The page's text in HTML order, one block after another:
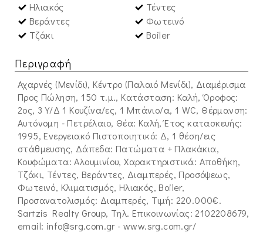
Ηλιακός
Τέντες
Βεράντες
Φωτεινό
Τζάκι
Boiler
Περιγραφή
Αχαρνές (Μενίδι), Κέντρο (Παλαιό Μενίδι), Διαμέρισμα
Προς Πώληση, 150 τ.μ., Κατάσταση: Καλή, Όροφος:
2ος, 3 Υ/Δ 1 Κουζίνα/ες, 1 Μπάνιο/α, 1 WC, Θέρμανση:
Αυτόνομη - Πετρέλαιο, Θέα: Καλή, Έτος κατασκευής:
1995, Ενεργειακό Πιστοποιητικό: Δ, 1 θέση/εις
στάθμευσης, Δάπεδα: Πατώματα + Πλακάκια,
Kουφώματα: Αλουμινίου, Χαρακτηριστικά: Αποθήκη,
Τζάκι, Τέντες, Βεράντες, Διαμπερές, Προσόψεως,
Φωτεινό, Κλιματισμός, Ηλιακός, Boiler,
Προσανατολισμός: Διαμπερές, Τιμή: 220.000€.
Sartzis Realty Group, Τηλ. Επικοινωνίας: 2102208679,
email: info@srg.com.gr- www.srg.com.gr/